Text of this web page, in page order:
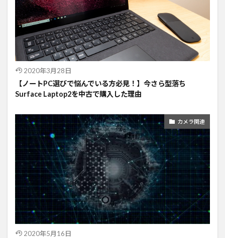
2020年3月28日
【ノートPC選びで悩んでいる方必見！】今さら型落ち
Surface Laptop2を中古で購入した理由
カメラ関連
2020年5月16日